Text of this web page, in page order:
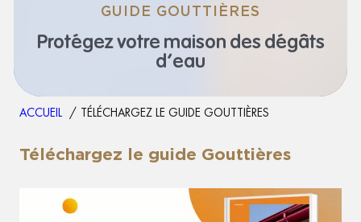
GUIDE GOUTTIÈRES
Protégez votre maison des dégâts
d’eau
ACCUEIL TÉLÉCHARGEZ LE GUIDE GOUTTIÈRES
Téléchargez le guide Gouttières